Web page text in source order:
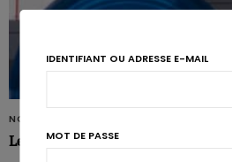
NON CLASSIFIÉ(E)
Le phénomène yo-yo, inévitable?
IDENTIFIANT OU ADRESSE E-MAIL
MOT DE PASSE